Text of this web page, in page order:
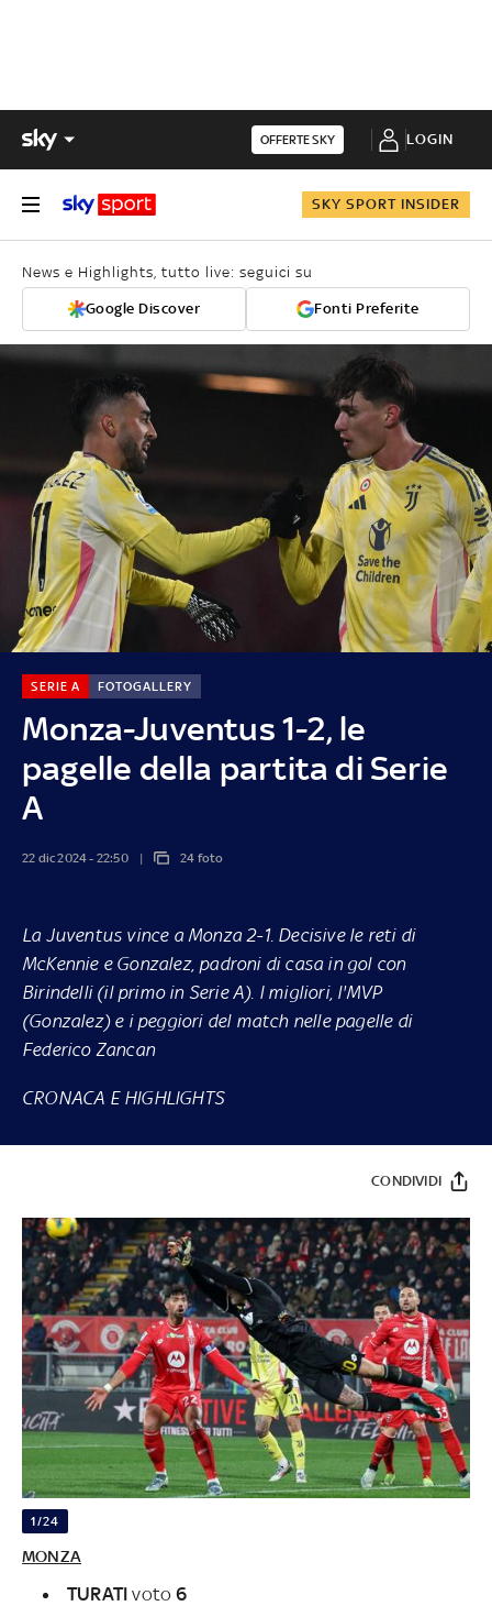
OFFERTE SKY LOGIN
SKY SPORT INSIDER
News e Highlights, tutto live: seguici su
Google Discover Fonti Preferite
Monza-Juventus 1-2, le
pagelle della partita di Serie
A
SERIE A FOTOGALLERY
22 dic 2024 - 22:50 24 foto
La Juventus vince a Monza 2-1. Decisive le reti di
McKennie e Gonzalez, padroni di casa in gol con
Birindelli (il primo in Serie A). I migliori, l'MVP
(Gonzalez) e i peggiori del match nelle pagelle di
Federico Zancan
CRONACA E HIGHLIGHTS
CONDIVIDI
1/24
MONZA
TURATIvoto 6